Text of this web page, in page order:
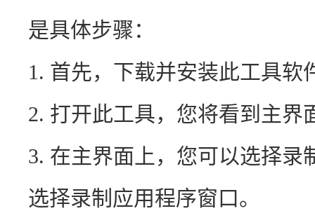
是具体步骤：
1. 首先，下载并安装此工具软
2. 打开此工具，您将看到主界
3. 在主界面上，您可以选择
选择录制应用程序窗口。